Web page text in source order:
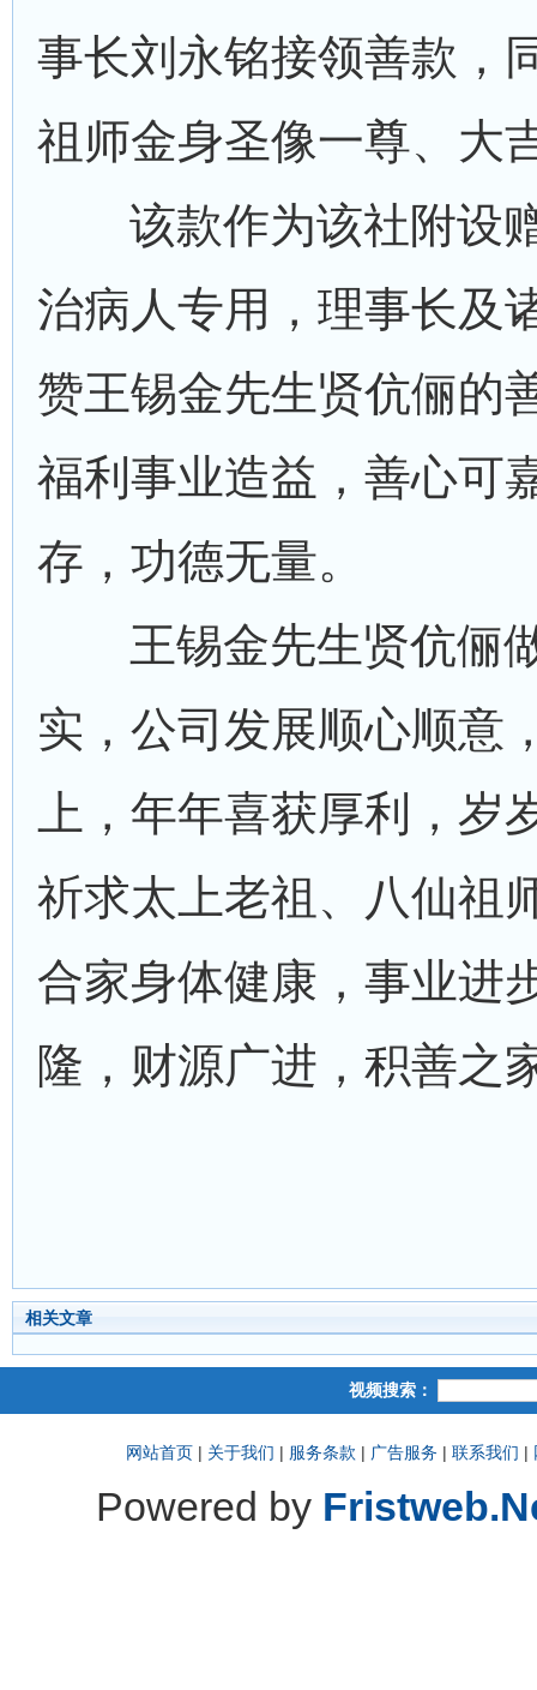
事长刘永铭接领善款，
祖师金身圣像一尊、大
该款作为该社附设
治病人专用，理事长及
赞王锡金先生贤伉俪的
福利事业造益，善心可
存，功德无量。
王锡金先生贤伉俪
实，公司发展顺心顺意
上，年年喜获厚利，岁
祈求太上老祖、八仙祖
合家身体健康，事业进
隆，财源广进，积善之
相关文章
视频搜索：
网站首页 | 关于我们 | 服务条款 | 广告服务 |联系我们 |
Powered by